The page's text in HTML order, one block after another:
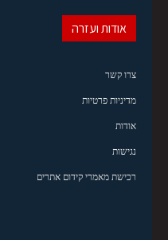
אודות ועזרה
צרו קשר
מדיניות פרטיות
אודות
נגישות
רכישת מאמרי קידום אתרים